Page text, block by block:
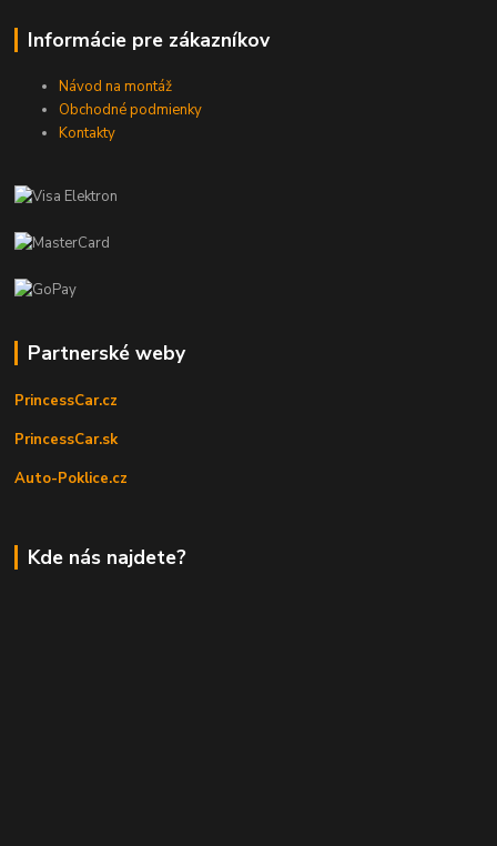
Informácie pre zákazníkov
Návod na montáž
Obchodné podmienky
Kontakty
Partnerské weby
PrincessCar.cz
PrincessCar.sk
Auto-Poklice.cz
Kde nás najdete?